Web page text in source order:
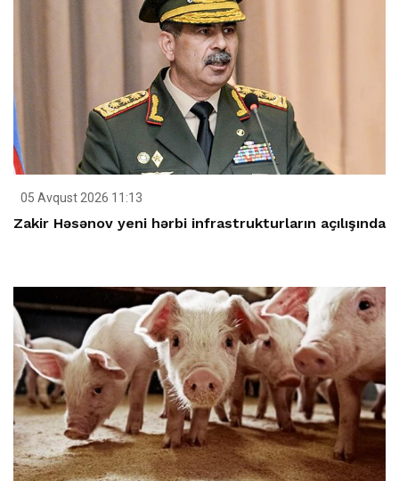
05 Avqust 2026 11:13
Zakir Həsənov yeni hərbi infrastrukturların açılışında